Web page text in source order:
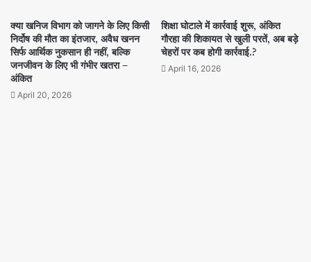
क्या खनिज विभाग को जागने के लिए किसी
निर्दोष की मौत का इंतजार, अवैध खनन
सिर्फ आर्थिक नुकसान ही नहीं, बल्कि
जनजीवन के लिए भी गंभीर खतरा –
अंकित
April 20, 2026
शिक्षा घोटाले में कार्रवाई शुरू, अंकित
गौरहा की शिकायत से खुली परतें, अब बड़े
चेहरों पर कब होगी कार्रवाई.?
April 16, 2026